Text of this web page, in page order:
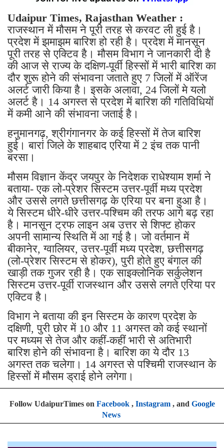
Udaipur Times, Rajasthan Weather :
राजस्थान में मौसम ने पूरी तरह से करवट ली हुई है।
प्रदेश में झमाझम बारिश हो रही है। प्रदेश में मानसून
पूरी तरह से एक्टिव है। मौसम विभाग ने जानकारी दी है
की आज से राज्य के दक्षिण-पूर्वी हिस्सों में भारी बारिश का
दौर शुरू होने की संभावना जताते हुए 7 जिलों में ऑरेंज
अलर्ट जारी किया है। इसके अलावा, 24 जिलों मे यलो
अलर्ट है। 14 अगस्त से प्रदेश में बारिश की गतिविधियों
में कमी आने की संभावना जताई है।
हनुमानगढ़, श्रीगंगानगर के कई हिस्सों में तेज बारिश
हुई। बारां जिले के शाहबाद एरिया में 2 इंच तक पानी
बरसा।
मौसम विज्ञान केंद्र जयपुर के निदेशक राधेश्याम शर्मा ने
बताया- एक लो-प्रेशर सिस्टम उत्तर-पूर्वी मध्य प्रदेश
और उससे लगते छत्तीसगढ़ के एरिया पर बना हुआ है।
ये सिस्टम धीरे-धीरे उत्तर-पश्चिम की तरफ आगे बढ़ रहा
है। मानसून ट्रफ लाइन अब उत्तर से शिफ्ट होकर
अपनी सामान्य स्थिति में आ गई है। जो वर्तमान में
बीकानेर, ग्वालियर, उत्तर-पूर्वी मध्य प्रदेश, छत्तीसगढ़
(लो-प्रेशर सिस्टम से होकर), पुरी होते हुए बंगाल की
खाड़ी तक गुजर रही है। एक साइक्लोनिक सर्कुलेशन
सिस्टम उत्तर-पूर्वी राजस्थान और उससे लगते एरिया पर
एक्टिव है।
विभाग ने बताया की इन सिस्टम के कारण प्रदेश के
दक्षिणी, पुरी छोर में 10 और 11 अगस्त को कई स्थानों
पर मध्यम से तेज और कहीं-कहीं भारी से अतिभारी
बारिश होने की संभावना है। बारिश का ये दौर 13
अगस्त तक चलेगा। 14 अगस्त से पश्चिमी राजस्थान के
हिस्सों में मौसम ड्राई होने लगेगा।
Follow UdaipurTimes on Facebook, Instagram, and Google
News